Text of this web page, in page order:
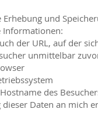
Erhebung und
Informationen:
der URL, auf der
unmittelbar
des
Daten an mich